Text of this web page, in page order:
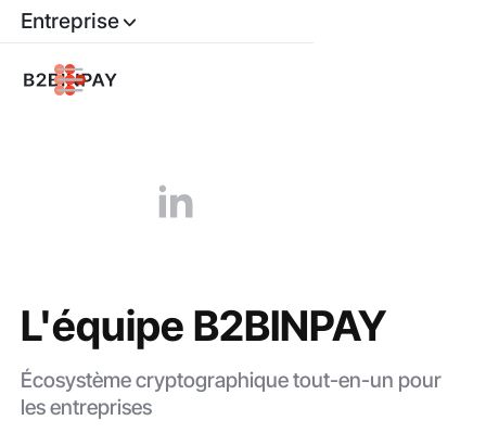
Entreprise
L'équipe B2BINPAY
Écosystème cryptographique tout-en-un pour
les entreprises